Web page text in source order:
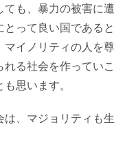
ても、暴力の被害に遭
とって良い国であると
マイノリティの人を尊
る社会を作っていこ
思います。
は、マジョリティも生